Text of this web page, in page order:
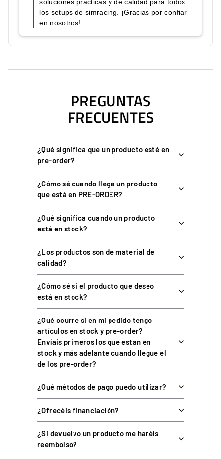
Uso previsto
USB
COMPATIBILIDAD
montaje que no requiere conexión eléctrica propia.
¿Qué puedo colocar en la Sim Shelf Universal
Sim-Lab?
¿Con qué cockpits es compatible?
¿El ancho es ajustable?
¿Incluye los herrajes de montaje?
¿Soporta el peso de un PC?
COMPRAR TU ESTANTERÍA PARA COCKPIT EN
SIMUFY ES COMPRAR CON GARANTÍAS
Distribuidor oficial premium de sim racing en
España y Portugal — más de 70 marcas
de garantía de Europa
Europa
Envío desde almacén propio de 5.000 m² y
PREGUNTAS
FRECUENTES
¿Qué significa que un producto esté en
pre-order?
¿Cómo sé cuando llega un producto
que está en PRE-ORDER?
¿Qué significa cuando un producto
está en stock?
¿Los productos son de material de
calidad?
¿Cómo sé si el producto que deseo
está en stock?
¿Qué ocurre si en mi pedido tengo
artículos en stock y pre-order?
Envíais primeros los que estan en
stock y más adelante cuando llegue el
de los pre-order?
¿Qué métodos de pago puedo utilizar?
¿Ofrecéis financiación?
¿Si devuelvo un producto me haréis
reembolso?